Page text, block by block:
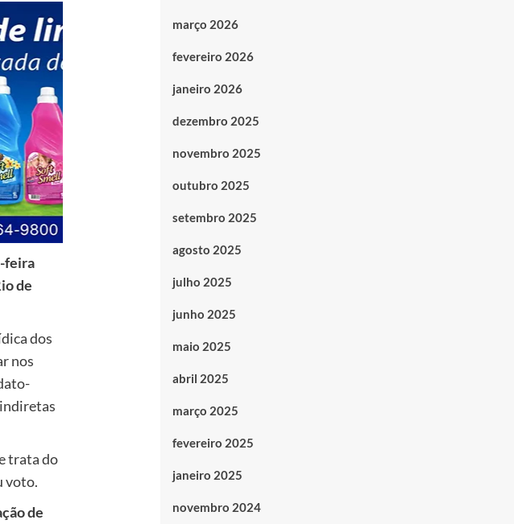
feira
de
dos
nos
trata do
voto.
de
março 2026
fevereiro 2026
janeiro 2026
dezembro 2025
novembro 2025
outubro 2025
setembro 2025
agosto 2025
julho 2025
junho 2025
maio 2025
abril 2025
março 2025
fevereiro 2025
janeiro 2025
novembro 2024